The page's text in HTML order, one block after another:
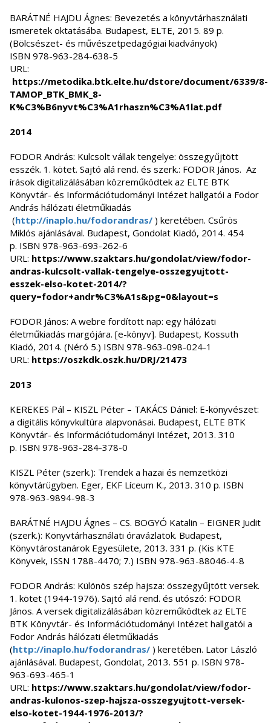
BARÁTNÉ HAJDU Ágnes: Bevezetés a könyvtárhasználati
ismeretek oktatásába. Budapest, ELTE, 2015. 89 p.
(Bölcsészet- és művészetpedagógiai kiadványok)
ISBN 978-963-284-638-5
URL:
https://metodika.btk.elte.hu/dstore/document/6339/8-
TAMOP_BTK_BMK_8-
K%C3%B6nyvt%C3%A1rhaszn%C3%A1lat.pdf
2014
FODOR András: Kulcsolt vállak tengelye: összegyűjtött
esszék. 1. kötet. Sajtó alá rend. és szerk.: FODOR János. Az
írások digitalizálásában közreműködtek az ELTE BTK
Könyvtár- és Információtudományi Intézet hallgatói a Fodor
András hálózati életműkiadás
(http://inaplo.hu/fodorandras/ ) keretében. Csűrös
Miklós ajánlásával. Budapest, Gondolat Kiadó, 2014. 454
p. ISBN 978-963-693-262-6
URL: https://www.szaktars.hu/gondolat/view/fodor-
andras-kulcsolt-vallak-tengelye-osszegyujtott-
esszek-elso-kotet-2014/?
query=fodor+andr%C3%A1s&pg=0&layout=s
FODOR János: A webre fordított nap: egy hálózati
életműkiadás margójára. [e-könyv]. Budapest, Kossuth
Kiadó, 2014. (Néró 5.) ISBN 978-963-098-024-1
URL: https://oszkdk.oszk.hu/DRJ/21473
2013
KEREKES Pál – KISZL Péter – TAKÁCS Dániel: E-könyvészet:
a digitális könyvkultúra alapvonásai. Budapest, ELTE BTK
Könyvtár- és Információtudományi Intézet, 2013. 310
p. ISBN 978-963-284-378-0
KISZL Péter (szerk.): Trendek a hazai és nemzetközi
könyvtárügyben. Eger, EKF Líceum K., 2013. 310 p. ISBN
978-963-9894-98-3
BARÁTNÉ HAJDU Ágnes – CS. BOGYÓ Katalin – EIGNER Judit
(szerk.): Könyvtárhasználati óravázlatok. Budapest,
Könyvtárostanárok Egyesülete, 2013. 331 p. (Kis KTE
Könyvek, ISSN 1788-4470; 7.) ISBN 978-963-88046-4-8
FODOR András: Különös szép hajsza: összegyűjtött versek.
1. kötet (1944-1976). Sajtó alá rend. és utószó: FODOR
János. A versek digitalizálásában közreműködtek az ELTE
BTK Könyvtár- és Információtudományi Intézet hallgatói a
Fodor András hálózati életműkiadás
(http://inaplo.hu/fodorandras/ ) keretében. Lator László
ajánlásával. Budapest, Gondolat, 2013. 551 p. ISBN 978-
963-693-465-1
URL: https://www.szaktars.hu/gondolat/view/fodor-
andras-kulonos-szep-hajsza-osszegyujtott-versek-
elso-kotet-1944-1976-2013/?